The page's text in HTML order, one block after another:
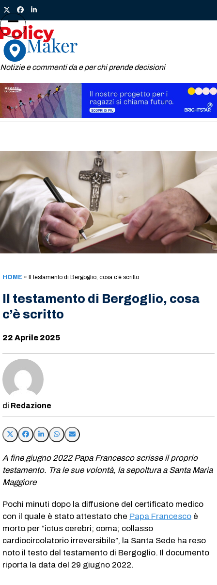
Skip
to
content
TwitterFacebook
LinkedIn
Notizie e commenti da e per chi prende decisioni
Open
mobile
menu
Close
mobile
menu
HOME » Il testamento di Bergoglio, cosa c’è scritto
Il testamento di Bergoglio, cosa
c’è scritto
22 Aprile 2025
Redazione
A fine giugno 2022 Papa Francesco scrisse il proprio
testamento. Tra le sue volontà, la sepoltura a Santa Maria
Maggiore
Pochi minuti dopo la diffusione del certificato medico
con il quale è stato attestato che Papa Francesco è
morto per “ictus cerebri; coma; collasso
cardiocircolatorio irreversibile”, la Santa Sede ha reso
noto il testo del testamento di Bergoglio. Il documento
riporta la data del 29 giugno 2022.